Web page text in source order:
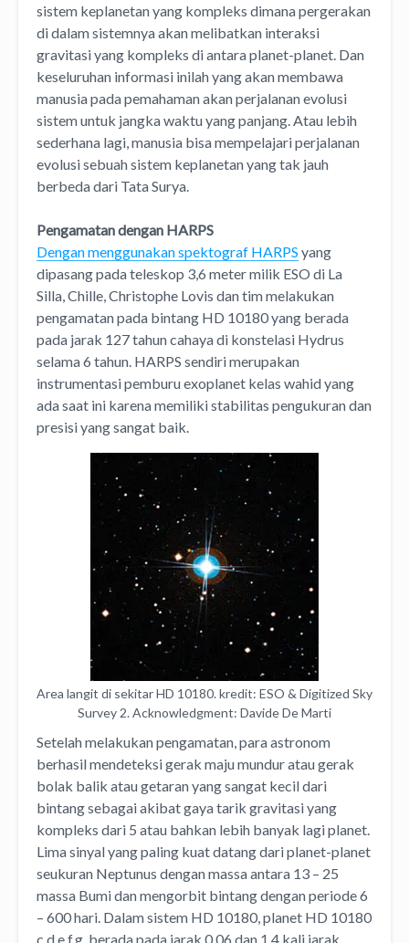
sistem keplanetan yang kompleks dimana pergerakan
di dalam sistemnya akan melibatkan interaksi
gravitasi yang kompleks di antara planet-planet. Dan
keseluruhan informasi inilah yang akan membawa
manusia pada pemahaman akan perjalanan evolusi
sistem untuk jangka waktu yang panjang. Atau lebih
sederhana lagi, manusia bisa mempelajari perjalanan
evolusi sebuah sistem keplanetan yang tak jauh
berbeda dari Tata Surya.
Pengamatan dengan HARPS
Dengan menggunakan spektograf HARPS yang
dipasang pada teleskop 3,6 meter milik ESO di La
Silla, Chille, Christophe Lovis dan tim melakukan
pengamatan pada bintang HD 10180 yang berada
pada jarak 127 tahun cahaya di konstelasi Hydrus
selama 6 tahun. HARPS sendiri merupakan
instrumentasi pemburu exoplanet kelas wahid yang
ada saat ini karena memiliki stabilitas pengukuran dan
presisi yang sangat baik.
Area langit di sekitar HD 10180. kredit: ESO & Digitized Sky
Survey 2. Acknowledgment: Davide De Marti
Setelah melakukan pengamatan, para astronom
berhasil mendeteksi gerak maju mundur atau gerak
bolak balik atau getaran yang sangat kecil dari
bintang sebagai akibat gaya tarik gravitasi yang
kompleks dari 5 atau bahkan lebih banyak lagi planet.
Lima sinyal yang paling kuat datang dari planet-planet
seukuran Neptunus dengan massa antara 13 – 25
massa Bumi dan mengorbit bintang dengan periode 6
– 600 hari. Dalam sistem HD 10180, planet HD 10180
c,d,e,f,g berada pada jarak 0,06 dan 1,4 kali jarak